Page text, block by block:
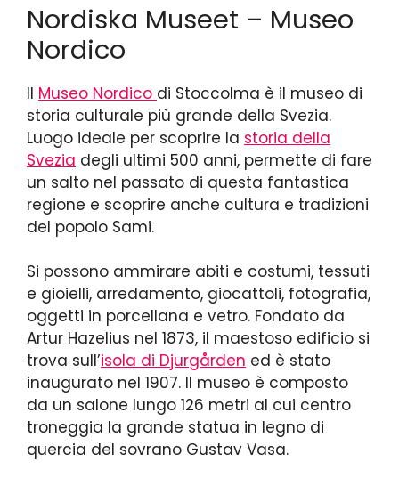
Nordiska Museet – Museo
Nordico
Il Museo Nordico di Stoccolma è il museo di
storia culturale più grande della Svezia.
Luogo ideale per scoprire la storia della
Svezia degli ultimi 500 anni, permette di fare
un salto nel passato di questa fantastica
regione e scoprire anche cultura e tradizioni
del popolo Sami.
Si possono ammirare abiti e costumi, tessuti
e gioielli, arredamento, giocattoli, fotografia,
oggetti in porcellana e vetro. Fondato da
Artur Hazelius nel 1873, il maestoso edificio si
trova sull’isola di Djurgården ed è stato
inaugurato nel 1907. Il museo è composto
da un salone lungo 126 metri al cui centro
troneggia la grande statua in legno di
quercia del sovrano Gustav Vasa.